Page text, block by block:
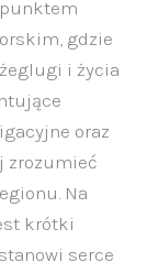
gdzie
i życia
oraz
zrozumieć
Na
krótki
serce